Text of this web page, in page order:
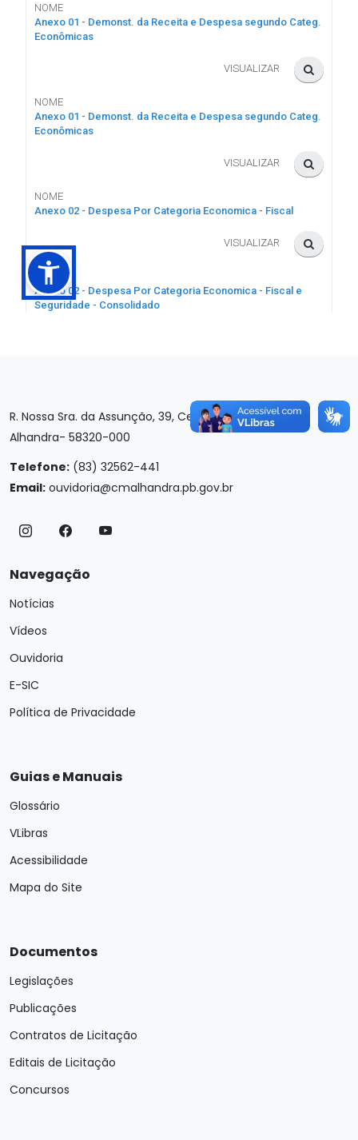
R. Nossa Sra. da Assunção, 39, Centro
Alhandra- 58320-000
Telefone: (83) 32562-441
Email: ouvidoria@cmalhandra.pb.gov.br
Navegação
Notícias
Vídeos
Ouvidoria
E-SIC
Política de Privacidade
Guias e Manuais
Glossário
VLibras
Acessibilidade
Mapa do Site
Documentos
Legislações
Publicações
Contratos de Licitação
Editais de Licitação
Concursos